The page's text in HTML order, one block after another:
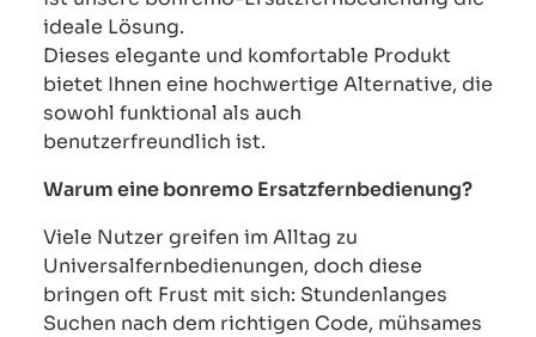
ideale Lösung.
Dieses elegante und komfortable Produkt
bietet Ihnen eine hochwertige Alternative, die
sowohl funktional als auch
benutzerfreundlich ist.
Warum eine bonremo Ersatzfernbedienung?
Viele Nutzer greifen im Alltag zu
Universalfernbedienungen, doch diese
bringen oft Frust mit sich: Stundenlanges
Suchen nach dem richtigen Code, mühsames